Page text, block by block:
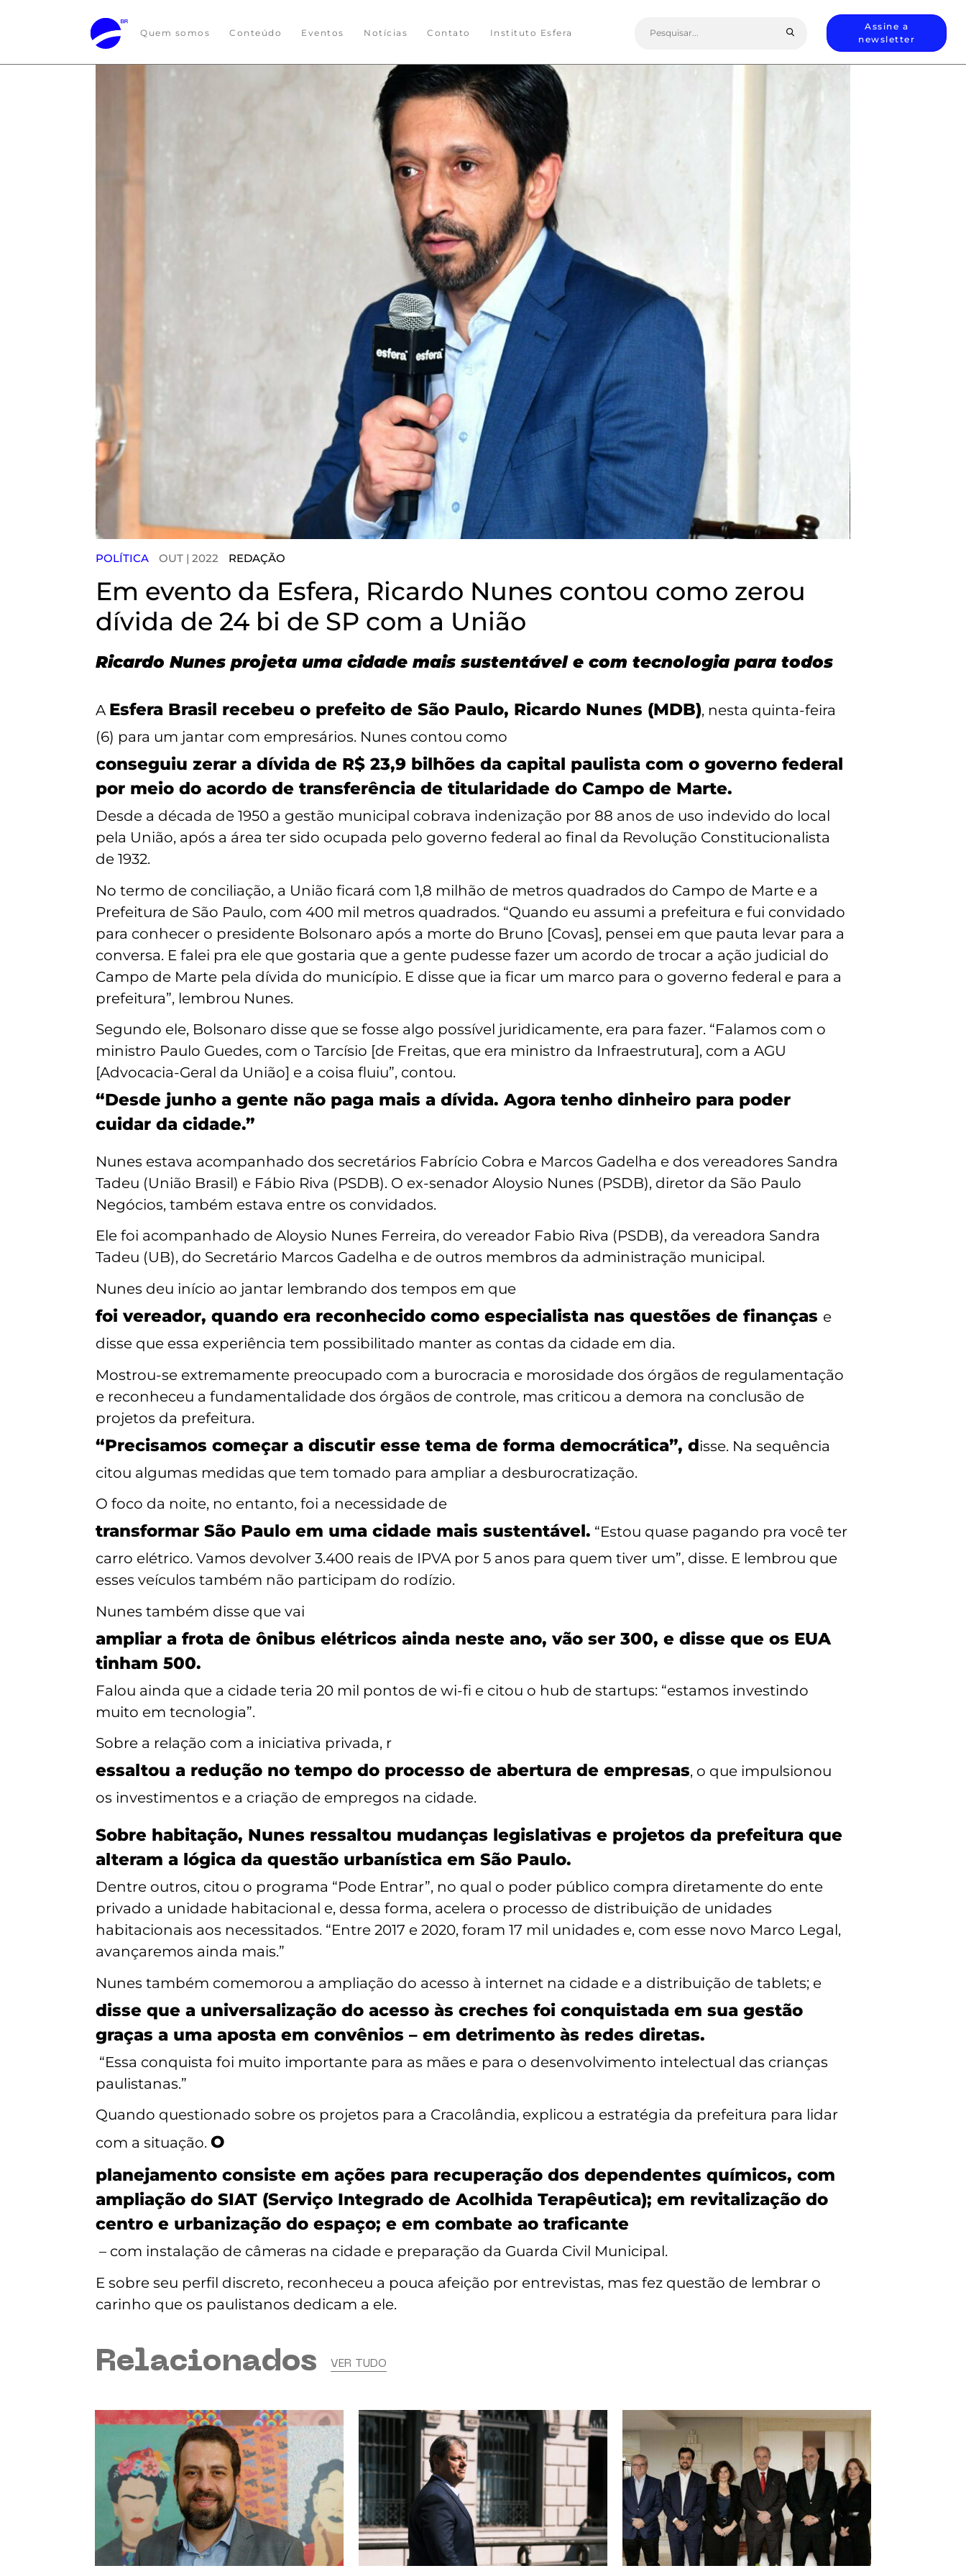
Quem somos Conteúdo Eventos Notícias Contato Instituto Esfera
for:
Assine a
newsletter
POLÍTICA OUT | 2022 REDAÇÃO
Em evento da Esfera, Ricardo Nunes contou como zerou
dívida de 24 bi de SP com a União
Ricardo Nunes projeta uma cidade mais sustentável e com tecnologia para todos
A Esfera Brasil recebeu o prefeito de São Paulo, Ricardo Nunes (MDB), nesta quinta-feira
(6) para um jantar com empresários. Nunes contou como
conseguiu zerar a dívida de R$ 23,9 bilhões da capital paulista com o governo federal
por meio do acordo de transferência de titularidade do Campo de Marte.
Desde a década de 1950 a gestão municipal cobrava indenização por 88 anos de uso indevido do local
pela União, após a área ter sido ocupada pelo governo federal ao final da Revolução Constitucionalista
de 1932.
No termo de conciliação, a União ficará com 1,8 milhão de metros quadrados do Campo de Marte e a
Prefeitura de São Paulo, com 400 mil metros quadrados. “Quando eu assumi a prefeitura e fui convidado
para conhecer o presidente Bolsonaro após a morte do Bruno [Covas], pensei em que pauta levar para a
conversa. E falei pra ele que gostaria que a gente pudesse fazer um acordo de trocar a ação judicial do
Campo de Marte pela dívida do município. E disse que ia ficar um marco para o governo federal e para a
prefeitura”, lembrou Nunes.
Segundo ele, Bolsonaro disse que se fosse algo possível juridicamente, era para fazer. “Falamos com o
ministro Paulo Guedes, com o Tarcísio [de Freitas, que era ministro da Infraestrutura], com a AGU
[Advocacia-Geral da União] e a coisa fluiu”, contou.
“Desde junho a gente não paga mais a dívida. Agora tenho dinheiro para poder
cuidar da cidade.”
Nunes estava acompanhado dos secretários Fabrício Cobra e Marcos Gadelha e dos vereadores Sandra
Tadeu (União Brasil) e Fábio Riva (PSDB). O ex-senador Aloysio Nunes (PSDB), diretor da São Paulo
Negócios, também estava entre os convidados.
Ele foi acompanhado de Aloysio Nunes Ferreira, do vereador Fabio Riva (PSDB), da vereadora Sandra
Tadeu (UB), do Secretário Marcos Gadelha e de outros membros da administração municipal.
Nunes deu início ao jantar lembrando dos tempos em que
foi vereador, quando era reconhecido como especialista nas questões de finanças e
disse que essa experiência tem possibilitado manter as contas da cidade em dia.
Mostrou-se extremamente preocupado com a burocracia e morosidade dos órgãos de regulamentação
e reconheceu a fundamentalidade dos órgãos de controle, mas criticou a demora na conclusão de
projetos da prefeitura.
“Precisamos começar a discutir esse tema de forma democrática”, disse. Na sequência
citou algumas medidas que tem tomado para ampliar a desburocratização.
O foco da noite, no entanto, foi a necessidade de
transformar São Paulo em uma cidade mais sustentável. “Estou quase pagando pra você ter
carro elétrico. Vamos devolver 3.400 reais de IPVA por 5 anos para quem tiver um”, disse. E lembrou que
esses veículos também não participam do rodízio.
Nunes também disse que vai
ampliar a frota de ônibus elétricos ainda neste ano, vão ser 300, e disse que os EUA
tinham 500.
Falou ainda que a cidade teria 20 mil pontos de wi-fi e citou o hub de startups: “estamos investindo
muito em tecnologia”.
Sobre a relação com a iniciativa privada, r
essaltou a redução no tempo do processo de abertura de empresas, o que impulsionou
os investimentos e a criação de empregos na cidade.
Sobre habitação, Nunes ressaltou mudanças legislativas e projetos da prefeitura que
alteram a lógica da questão urbanística em São Paulo.
Dentre outros, citou o programa “Pode Entrar”, no qual o poder público compra diretamente do ente
privado a unidade habitacional e, dessa forma, acelera o processo de distribuição de unidades
habitacionais aos necessitados. “Entre 2017 e 2020, foram 17 mil unidades e, com esse novo Marco Legal,
avançaremos ainda mais.”
Nunes também comemorou a ampliação do acesso à internet na cidade e a distribuição de tablets; e
disse que a universalização do acesso às creches foi conquistada em sua gestão
graças a uma aposta em convênios – em detrimento às redes diretas.
“Essa conquista foi muito importante para as mães e para o desenvolvimento intelectual das crianças
paulistanas.”
Quando questionado sobre os projetos para a Cracolândia, explicou a estratégia da prefeitura para lidar
com a situação.O
planejamento consiste em ações para recuperação dos dependentes químicos, com
ampliação do SIAT (Serviço Integrado de Acolhida Terapêutica); em revitalização do
centro e urbanização do espaço; e em combate ao traficante
– com instalação de câmeras na cidade e preparação da Guarda Civil Municipal.
E sobre seu perfil discreto, reconheceu a pouca afeição por entrevistas, mas fez questão de lembrar o
carinho que os paulistanos dedicam a ele.
Relacionados VER TUDO